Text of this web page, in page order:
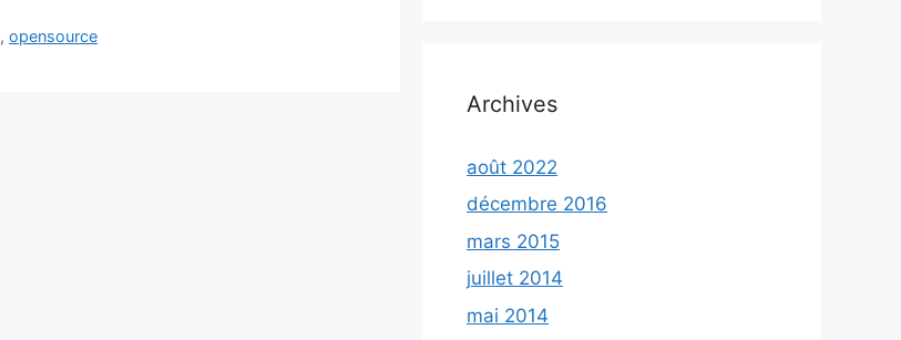
,opensource
Archives
août 2022
décembre 2016
mars 2015
juillet 2014
mai 2014